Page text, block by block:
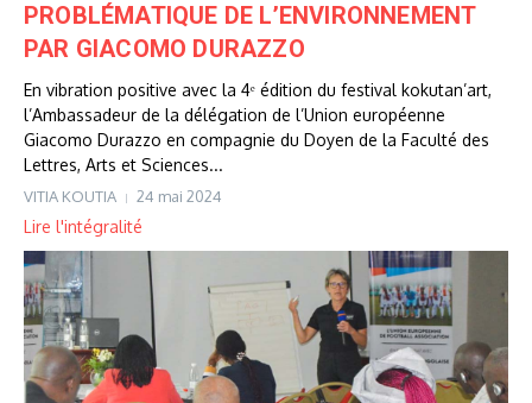
PROBLÉMATIQUE DE L’ENVIRONNEMENT
PAR GIACOMO DURAZZO
En vibration positive avec la 4ᵉ édition du festival kokutan’art,
l’Ambassadeur de la délégation de l’Union européenne
Giacomo Durazzo en compagnie du Doyen de la Faculté des
Lettres, Arts et Sciences...
VITIA KOUTIA 24 mai 2024
Lire l'intégralité